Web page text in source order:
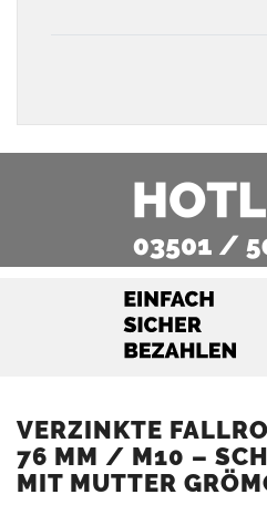
VERZINKTE
76 MM / M10 –
MIT MUTTER